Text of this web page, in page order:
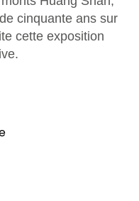
cinquante ans sur
cette exposition